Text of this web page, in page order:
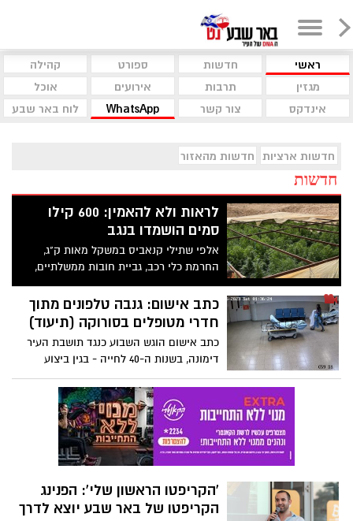
ראשי חדשות ספורט
קהילה
מגזין
תרבות אירועים
אוכל
אינדקס
צור קשר WhatsApp לוח באר שבע
חדשות ארציות חדשות מהאזור
חדשות
לראות ולא להאמין: 600 קילו
סמים הושמדו בנגב
אלפי שתילי קנאביס במשקל מאות ק"ג,
החרמת כלי רכב, גביית חובות ממשלתיים,
אכיפת תנועה ומעצר מבוקשים במבצע "נגעת
נסעת" של לוחמי משמר הגבול, וכוחות
משטרה נוספים בביר הדאג' בנגב
כתב אישום: גנבה טלפונים מתוך
חדרי מטופלים בסורוקה (תיעוד)
כתב אישום הוגש השבוע כנגד תושבת העיר
דימונה, בשנות ה-40 לחייה - בגין ביצוע
עבירות של גניבה, פריצה לרכב וגניבה ממנו
'הקריפטו הראשון שלי': הפנינג
הקריפטו של באר שבע יוצא לדרך